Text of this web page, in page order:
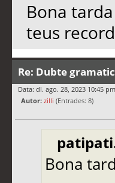
Bona
teus
Re: Dubte
Data: dl. ago. 28, 2023 10:45 pm
Autor: zilli (Entrades: 8)
Bona